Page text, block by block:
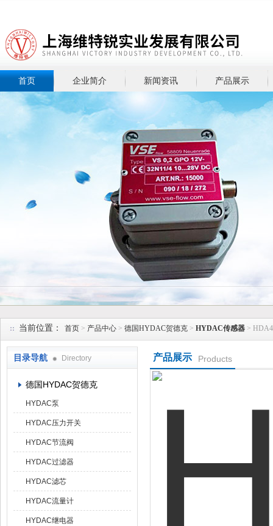
上海维特锐实业发展有限公司
首页 企业简介 新闻资讯 产品展示
当前位置： 首页 > 产品中心 > 德国HYDAC贺德克 > HYDAC传感器 >
目录导航 Directory
德国HYDAC贺德克
HYDAC泵
HYDAC压力开关
HYDAC节流阀
HYDAC过滤器
HYDAC滤芯
HYDAC流量计
HYDAC继电器
产品展示 Products